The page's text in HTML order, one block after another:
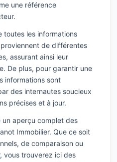
une référence
toutes les informations
de différentes
assurant ainsi leur
De plus, pour garantir une
informations sont
des internautes soucieux
précises et à jour.
aperçu complet des
Immobilier. Que ce soit
de comparaison ou
vous trouverez ici des